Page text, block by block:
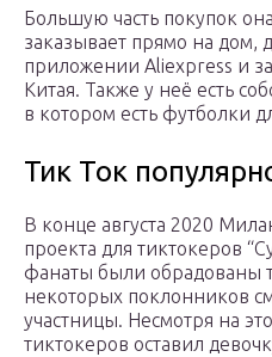
Большую часть покупок
заказывает прямо на дом,
приложении Aliexpress и
Китая. Также у неё есть
в котором есть футболки
Тик Ток
В конце августа 2020
проекта для тиктокеров
фанаты были обрадованы
некоторых поклонников
участницы. Несмотря на
тиктокеров оставил